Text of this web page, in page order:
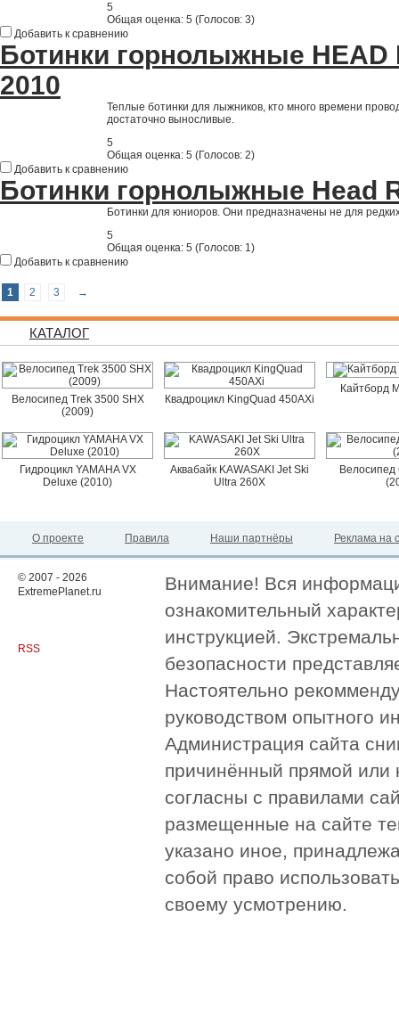
5
Общая оценка: 5 (Голосов: 3)
Добавить к сравнению
Ботинки горнолыжные HEAD
2010
Теплые ботинки для лыжников, кто много времени
достаточно выносливые.
5
Общая оценка: 5 (Голосов: 2)
Добавить к сравнению
Ботинки горнолыжные Head
Ботинки для юниоров. Они предназначены не для
5
Общая оценка: 5 (Голосов: 1)
Добавить к сравнению
1 2 3 →
КАТАЛОГ
Велосипед Trek 3500 SHX
(2009)
Квадроцикл KingQuad 450AXi
Кайтборд
Гидроцикл YAMAHA VX
Deluxe (2010)
Аквабайк KAWASAKI Jet Ski
Ultra 260X
Велосипед
О проекте Правила Наши партнёры Реклама на
© 2007 - 2026
ExtremePlanet.ru
RSS
Внимание! Вся
ознакомительный
инструкцией.
безопасности
Настоятельно
руководством опытного
Администрация сайта
причинённый прямой или
согласны с правилами
размещенные на сайте
указано иное,
собой право
своему усмотрению.